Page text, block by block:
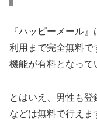
『ハッピーメール
利用まで完全無料で
機能が有料となって
とはいえ、男性も
などは無料で行えま